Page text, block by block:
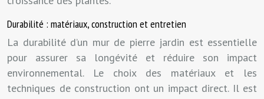
Durabilité : matériaux, construction et entretien
La durabilité d’un mur de pierre jardin est essentielle
pour assurer sa longévité et réduire son impact
environnemental. Le choix des matériaux et les
techniques de construction ont un impact direct. Il est